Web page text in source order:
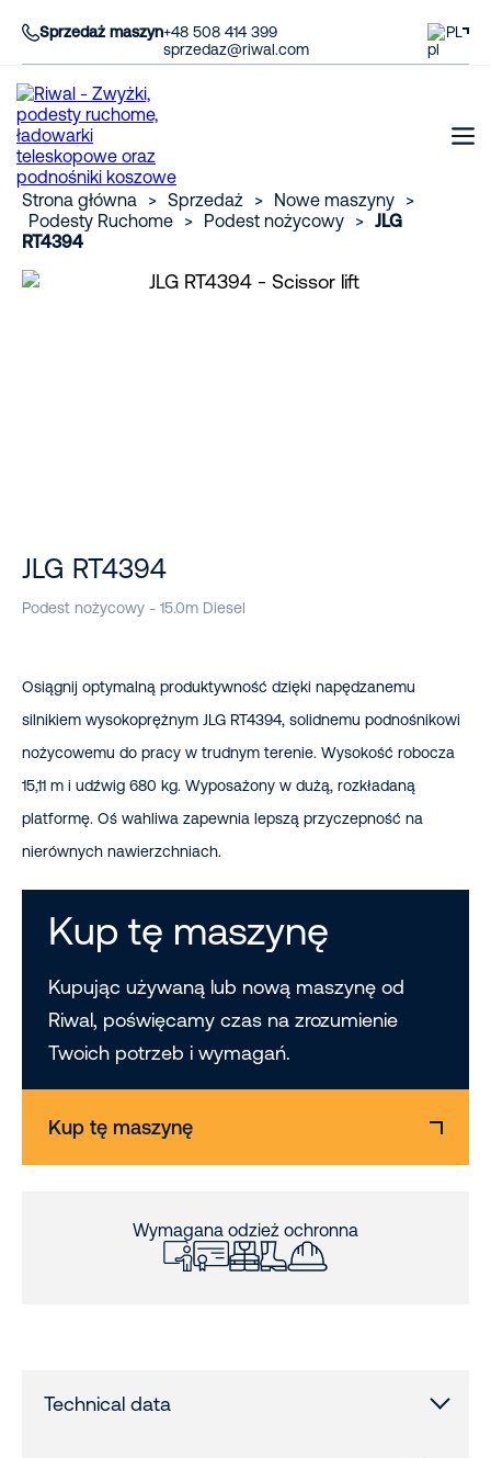
Sprzedaż maszyn+48 508 414 399
sprzedaz@riwal.com
PL
Strona główna > Sprzedaż > Nowe maszyny
>
Podesty Ruchome
> Podest nożycowy > JLG
RT4394
JLG RT4394
Podest nożycowy - 15.0m Diesel
Osiągnij optymalną produktywność dzięki napędzanemu
silnikiem wysokoprężnym JLG RT4394, solidnemu podnośnikowi
nożycowemu do pracy w trudnym terenie. Wysokość robocza
15,11 m i udźwig 680 kg. Wyposażony w dużą, rozkładaną
platformę. Oś wahliwa zapewnia lepszą przyczepność na
nierównych nawierzchniach.
Kup tę maszynę
Kupując używaną lub nową maszynę od
Riwal, poświęcamy czas na zrozumienie
Twoich potrzeb i wymagań.
Kup tę maszynę
Wymagana odzież ochronna
Technical data